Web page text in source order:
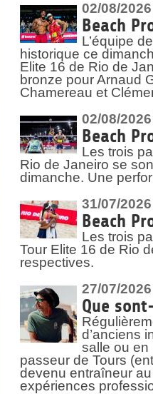
>
02/08/2026
Beach
L’équipe
historique ce
Elite 16 de Rio de
bronze pour Arnaud
Chamereau et
02/08/2026
Beach
Les trois
Rio de Janeiro se
dimanche. Une
31/07/2026
Beach
Les trois
Tour Elite 16 de Rio
respectives.
27/07/2026
Que
d’anciens
salle ou en
passeur de Tours
devenu entraîneur
expériences